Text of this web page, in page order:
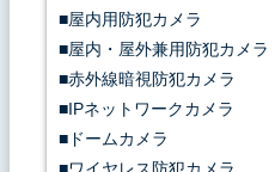
屋内用防犯カメラ
屋内・屋外兼用防犯カメラ
赤外線暗視防犯カメラ
IPネットワークカメラ
ドームカメラ
ワイヤレス防犯カメラ